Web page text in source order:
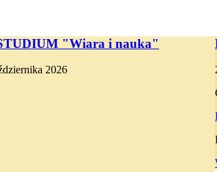
"Wiara i nauka"
2026